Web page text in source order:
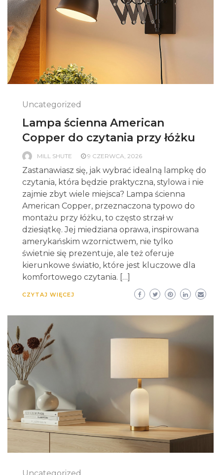
Uncategorized
Lampa ścienna American
Copper do czytania przy łóżku
MILL SHUTE 9 CZERWCA, 2026
Zastanawiasz się, jak wybrać idealną lampkę do
czytania, która będzie praktyczna, stylowa i nie
zajmie zbyt wiele miejsca? Lampa ścienna
American Copper, przeznaczona typowo do
montażu przy łóżku, to często strzał w
dziesiątkę. Jej miedziana oprawa, inspirowana
amerykańskim wzornictwem, nie tylko
świetnie się prezentuje, ale też oferuje
kierunkowe światło, które jest kluczowe dla
komfortowego czytania. […]
CZYTAJ WIĘCEJ